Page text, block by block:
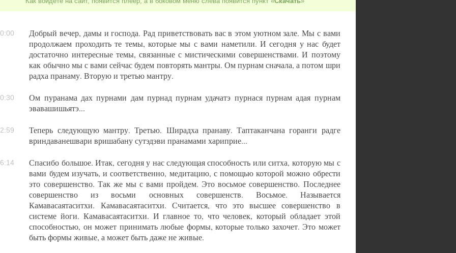
Добрый вечер, дамы и господа. Рад приветствовать вас в этом уютном зале. Мы с вами
продолжаем проходить те темы, которые мы с вами наметили. И сегодня у нас будет
достаточно интересные темы, связанные с мистическими совершенствами. И поэтому
как обычно мы с вами сейчас будем повторять мантры. Ом пурнам сначала, а потом шри
радха пранаму. Вторую и третью мантру.
Ом пуранама дах пурнами дам пурнад пурнам удачатэ пурнася пурнам адая пурнам
эвавашишьятэ...
Теперь следующую мантру. Третью. Ширадха пранаву. Таптаканчана горанги радге
вриндаванешвари вришабану сутэдэви пранамами хариприе...
Спасибо большое. Итак, сегодня у нас следующая способность или ситха, которую мы с
вами будем изучать, и соответственно, медитацию, с помощью которой можно обрести
это совершенство. Так же мы с вами пройдем. Это восьмое совершенство. Последнее
совершенство из восьми основных совершенств. Восьмое. Называется
Камавасаятаситхи. Камавасаятаситхи. Считается, что это высшее совершенство в
системе йоги. Камавасаятаситхи. И главное то, что человек, который обладает этой
способностью, он может принимать любые формы, которые только захочет. Это может
быть формы живые, а может быть даже не живые.